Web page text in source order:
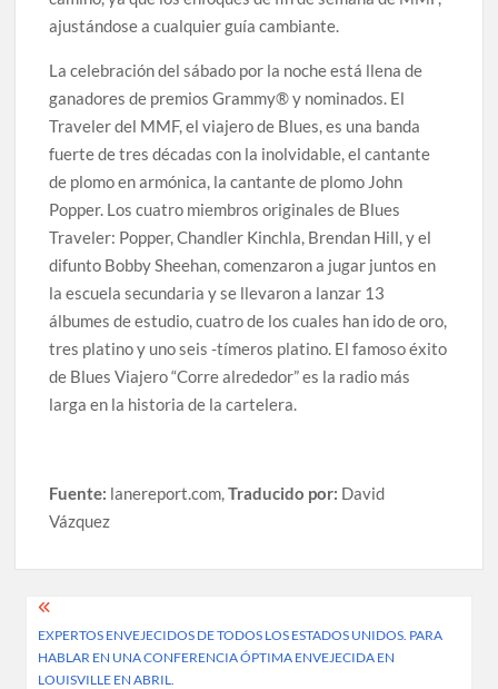
ajustándose a cualquier guía cambiante.
La celebración del sábado por la noche está llena de
ganadores de premios Grammy® y nominados. El
Traveler del MMF, el viajero de Blues, es una banda
fuerte de tres décadas con la inolvidable, el cantante
de plomo en armónica, la cantante de plomo John
Popper. Los cuatro miembros originales de Blues
Traveler: Popper, Chandler Kinchla, Brendan Hill, y el
difunto Bobby Sheehan, comenzaron a jugar juntos en
la escuela secundaria y se llevaron a lanzar 13
álbumes de estudio, cuatro de los cuales han ido de oro,
tres platino y uno seis -tímeros platino. El famoso éxito
de Blues Viajero “Corre alrededor” es la radio más
larga en la historia de la cartelera.
Fuente: lanereport.com,Traducido por: David
Vázquez
Post
navigation
EXPERTOS ENVEJECIDOS DE TODOS LOS ESTADOS UNIDOS. PARA
HABLAR EN UNA CONFERENCIA ÓPTIMA ENVEJECIDA EN
LOUISVILLE EN ABRIL.